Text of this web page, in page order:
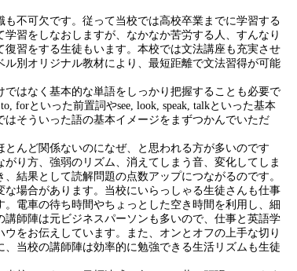
不可欠です。従って当校では高校卒業までに学習する
習をしなおしますが、なかなか苦労する人、すんなり
習をする生徒もいます。本校では文法講座も充実させ
別オリジナル教材により、最短距離で文法習得が可能
はなく基本的な単語をしっかり把握することも必要で
forといった前置詞やsee, look, speak, talkといった基本
そういった語の基本イメージをまずつかんでいただ
んど関係ないのになぜ、と思われる方が多いのです
り方、強弱のリズム、消えてしまう音、変化してしま
結果として読解問題の点数アップにつながるのです。
場合があります。当校にいらっしゃる生徒さんも仕事
電車の待ち時間やちょっとした空き時間を利用し、細
師陣は元ビジネスパーソンも多いので、仕事と英語学
をお伝えしています。また、オンとオフの上手な切り
当校の講師陣は効率的に勉強できる生活リズムも生徒